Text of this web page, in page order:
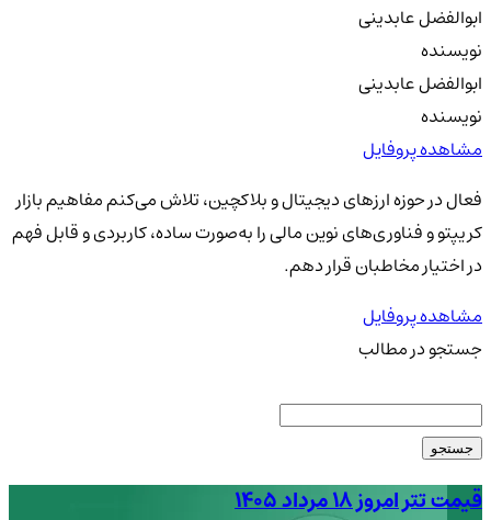
ابوالفضل عابدینی
نویسنده
ابوالفضل عابدینی
نویسنده
مشاهده پروفایل
فعال در حوزه ارزهای دیجیتال و بلاکچین، تلاش می‌کنم مفاهیم بازار
کریپتو و فناوری‌های نوین مالی را به‌صورت ساده، کاربردی و قابل فهم
در اختیار مخاطبان قرار دهم.
مشاهده پروفایل
جستجو در مطالب
جستجو
قیمت تتر امروز ۱۸ مرداد ۱۴۰۵